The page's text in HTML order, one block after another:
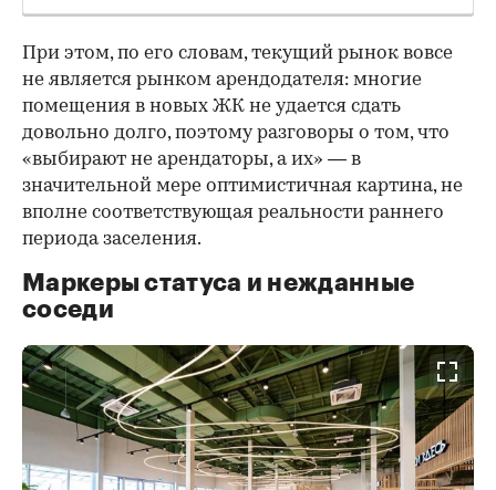
При этом, по его словам, текущий рынок вовсе
не является рынком арендодателя: многие
помещения в новых ЖК не удается сдать
довольно долго, поэтому разговоры о том, что
«выбирают не арендаторы, а их» — в
значительной мере оптимистичная картина, не
вполне соответствующая реальности раннего
периода заселения.
Маркеры статуса и нежданные
соседи